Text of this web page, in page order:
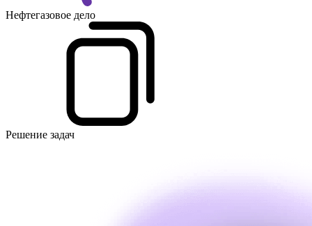
Нефтегазовое дело
Решение задач